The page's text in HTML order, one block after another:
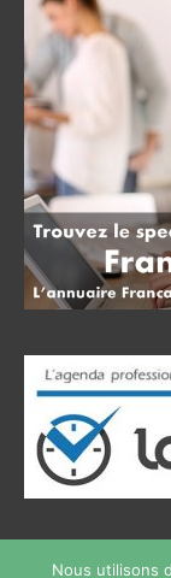
Nous utilisons